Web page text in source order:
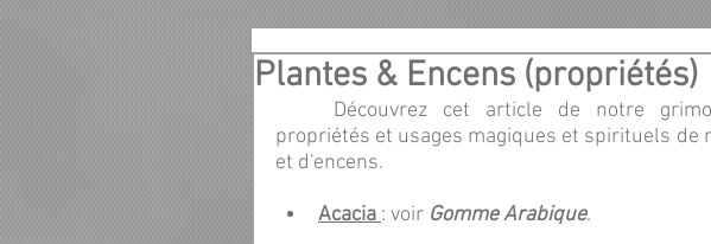
Plantes & Encens (propriétés)
Découvrez cet article de notre
propriétés et usages magiques et spirituels de
et d'encens.
Acacia : voir Gomme Arabique.